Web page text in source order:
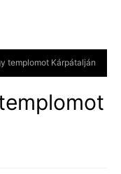
templomot Kárpátalján